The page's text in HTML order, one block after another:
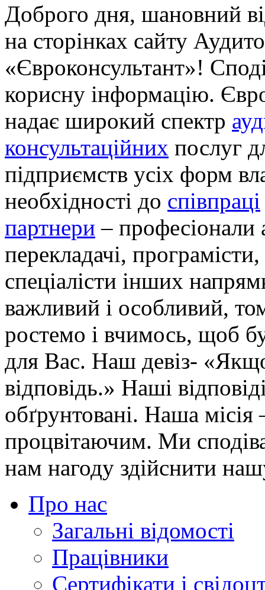
Доброго дня, шановний
на сторінках сайту
«Євроконсультант»!
корисну інформацію.
надає широкий спектр
консультаційних послуг
підприємств усіх форм
необхідності до співпраці
партнери – професіонали
перекладачі,
спеціалісти інших
важливий і особливий,
ростемо і вчимось, щоб
для Вас. Наш девіз-
відповідь.» Наші
обґрунтовані. Наша місія
процвітаючим. Ми
нам нагоду здійснити
Про нас
Загальні відомості
Працівники
Сертифікати і